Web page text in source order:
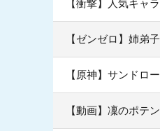
【衝撃】人気キャ
【ゼンゼロ】姉弟
【原神】サンドロ
【動画】凜のポテ